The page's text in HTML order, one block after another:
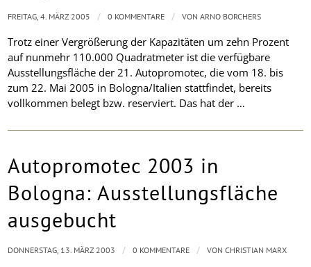
Trotz einer Vergrößerung der Kapazitäten um zehn Prozent
auf nunmehr 110.000 Quadratmeter ist die verfügbare
Ausstellungsfläche der 21. Autopromotec, die vom 18. bis
zum 22. Mai 2005 in Bologna/Italien stattfindet, bereits
vollkommen belegt bzw. reserviert. Das hat der …
FREITAG, 4. MÄRZ 2005 / 0 KOMMENTARE / VONARNO BORCHERS
Autopromotec 2003 in
Bologna: Ausstellungsfläche
ausgebucht
DONNERSTAG, 13. MÄRZ 2003 / 0 KOMMENTARE / VONCHRISTIAN MARX